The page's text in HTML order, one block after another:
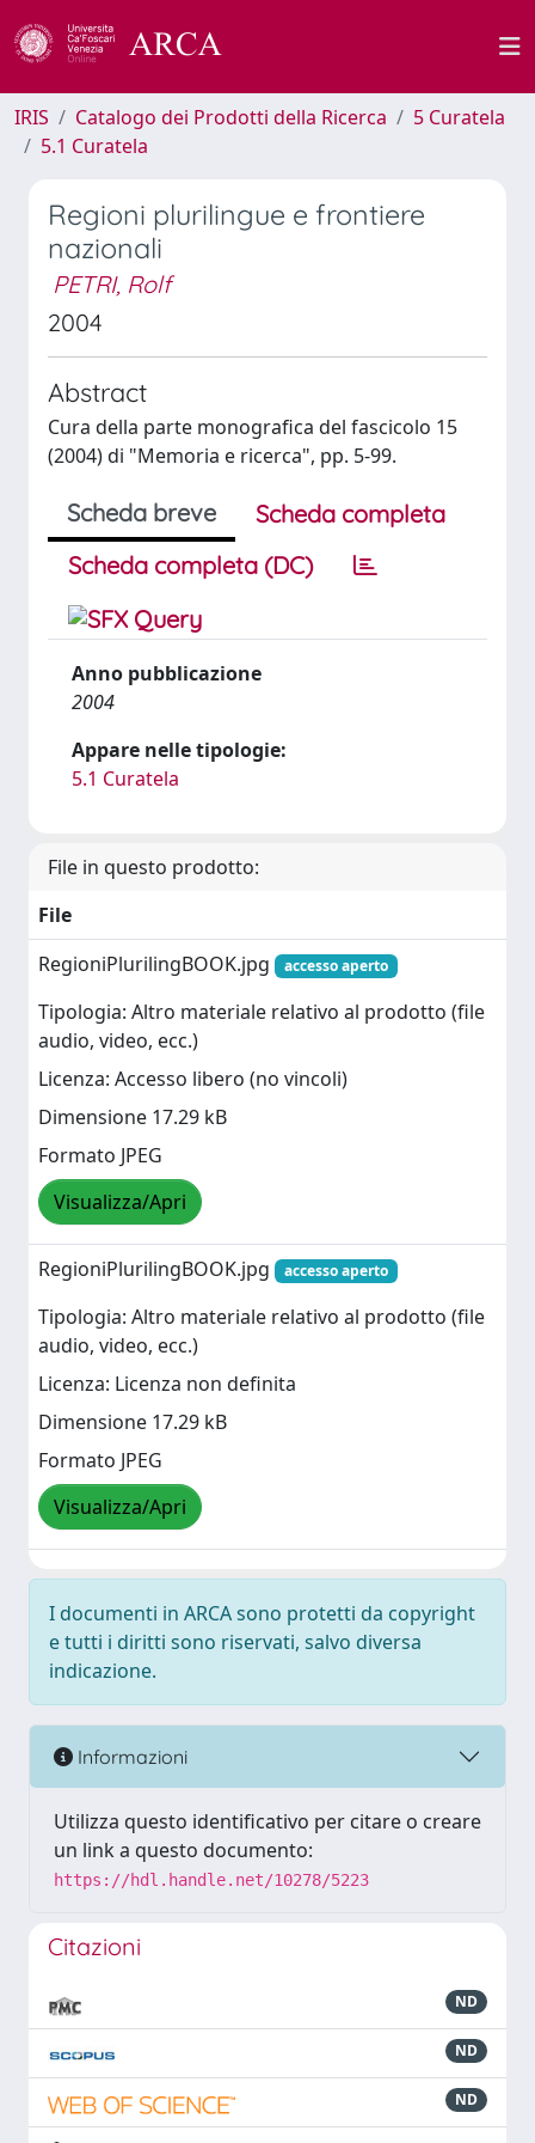
IRIS Catalogo dei Prodotti della Ricerca
5 Curatela
5.1 Curatela
Regioni plurilingue e frontiere
nazionali
PETRI, Rolf
2004
Abstract
Cura della parte monografica del fascicolo 15
(2004) di "Memoria e ricerca", pp. 5-99.
Scheda breve
Scheda completa
Scheda completa (DC)
Anno pubblicazione
2004
Appare nelle tipologie:
5.1 Curatela
File in questo prodotto:
File
RegioniPlurilingBOOK.jpg
accesso aperto
Tipologia: Altro materiale relativo al prodotto (file
audio, video, ecc.)
Licenza: Accesso libero (no vincoli)
Dimensione 17.29 kB
Formato JPEG
Visualizza/Apri
RegioniPlurilingBOOK.jpg accesso aperto
Tipologia: Altro materiale relativo al prodotto (file
audio, video, ecc.)
Licenza: Licenza non definita
Dimensione 17.29 kB
Formato JPEG
Visualizza/Apri
I documenti in ARCA sono protetti da copyright
e tutti i diritti sono riservati, salvo diversa
indicazione.
Informazioni
Utilizza questo identificativo per citare o creare
un link a questo documento:
https://hdl.handle.net/10278/5223
Citazioni
ND
ND
ND